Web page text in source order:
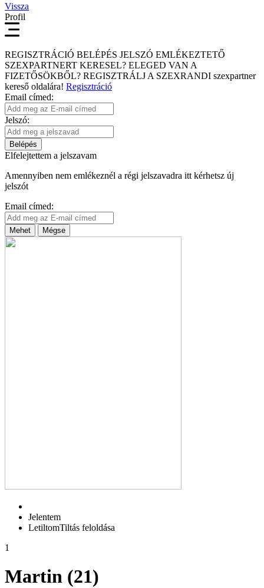
Vissza
Profil
REGISZTRÁCIÓ BELÉPÉS JELSZÓ EMLÉKEZTETŐ
SZEXPARTNERT KERESEL? ELEGED VAN A
FIZETŐSÖKBŐL? REGISZTRÁLJ A SZEXRANDI szexpartner
kereső oldalára! Regisztráció
Email címed:
Jelszó:
Belépés
Elfelejtettem a jelszavam
Amennyiben nem emlékeznél a régi jelszavadra itt kérhetsz új
jelszót
Email címed:
Mehet Mégse
Jelentem
LetiltomTiltás feloldása
1
Martin (21)